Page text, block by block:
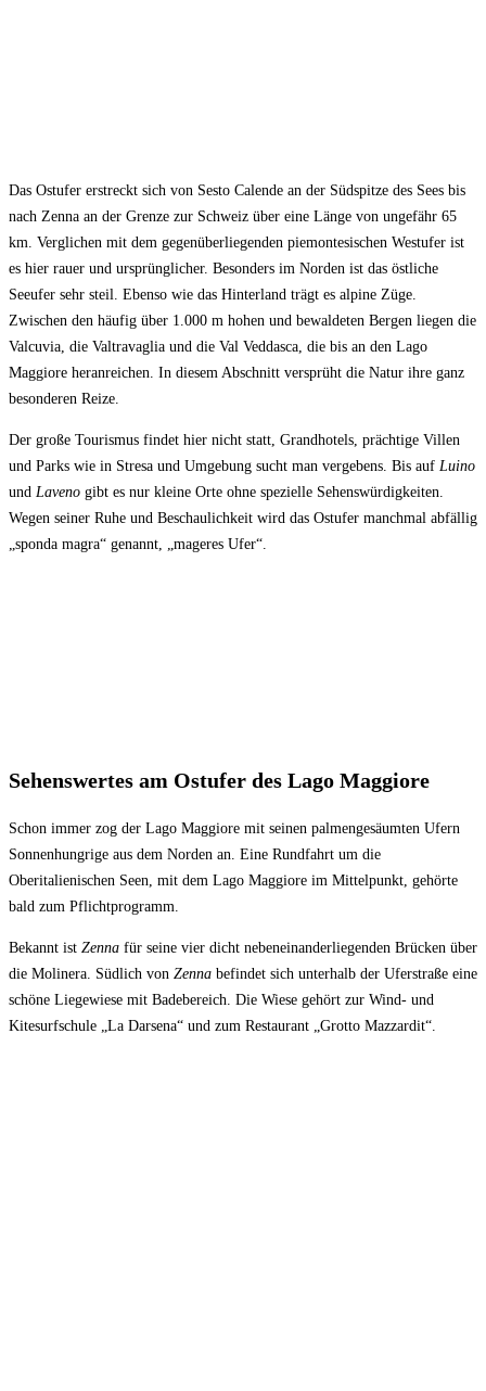
Das Ostufer erstreckt sich von Sesto Calende an der Südspitze des Sees bis
nach Zenna an der Grenze zur Schweiz über eine Länge von ungefähr 65
km. Verglichen mit dem gegenüberliegenden piemontesischen Westufer ist
es hier rauer und ursprünglicher. Besonders im Norden ist das östliche
Seeufer sehr steil. Ebenso wie das Hinterland trägt es alpine Züge.
Zwischen den häufig über 1.000 m hohen und bewaldeten Bergen liegen die
Valcuvia, die Valtravaglia und die Val Veddasca, die bis an den Lago
Maggiore heranreichen. In diesem Abschnitt versprüht die Natur ihre ganz
besonderen Reize.
Der große Tourismus findet hier nicht statt, Grandhotels, prächtige Villen
und Parks wie in Stresa und Umgebung sucht man vergebens. Bis auf Luino
und Laveno gibt es nur kleine Orte ohne spezielle Sehenswürdigkeiten.
Wegen seiner Ruhe und Beschaulichkeit wird das Ostufer manchmal abfällig
„sponda magra“ genannt, „mageres Ufer“.
Sehenswertes am Ostufer des Lago Maggiore
Schon immer zog der Lago Maggiore mit seinen palmengesäumten Ufern
Sonnenhungrige aus dem Norden an. Eine Rundfahrt um die
Oberitalienischen Seen, mit dem Lago Maggiore im Mittelpunkt, gehörte
bald zum Pflichtprogramm.
Bekannt ist Zenna für seine vier dicht nebeneinanderliegenden Brücken über
die Molinera. Südlich von Zenna befindet sich unterhalb der Uferstraße eine
schöne Liegewiese mit Badebereich. Die Wiese gehört zur Wind- und
Kitesurfschule „La Darsena“ und zum Restaurant „Grotto Mazzardit“.